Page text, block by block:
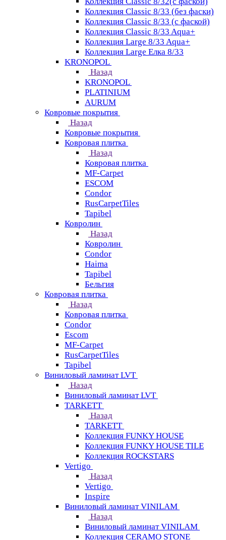
Коллекция Classic 8/33 (без фаски)
Коллекция Classic 8/33 (с фаской)
Коллекция Classic 8/33 Aqua+
Коллекция Large 8/33 Aqua+
Коллекция Large Елка 8/33
KRONOPOL
Назад
KRONOPOL
PLATINIUM
AURUM
Ковровые покрытия
Назад
Ковровые покрытия
Ковровая плитка
Назад
Ковровая плитка
MF-Carpet
ESCOM
Condor
RusCarpetTiles
Tapibel
Ковролин
Назад
Ковролин
Condor
Haima
Tapibel
Бельгия
Ковровая плитка
Назад
Ковровая плитка
Condor
Escom
MF-Carpet
RusCarpetTiles
Tapibel
Виниловый ламинат LVT
Назад
Виниловый ламинат LVT
TARKETT
Назад
TARKETT
Коллекция FUNKY HOUSE
Коллекция FUNKY HOUSE TILE
Коллекция ROCKSTARS
Vertigo
Назад
Vertigo
Inspire
Виниловый ламинат VINILAM
Назад
Виниловый ламинат VINILAM
Коллекция CERAMO STONE